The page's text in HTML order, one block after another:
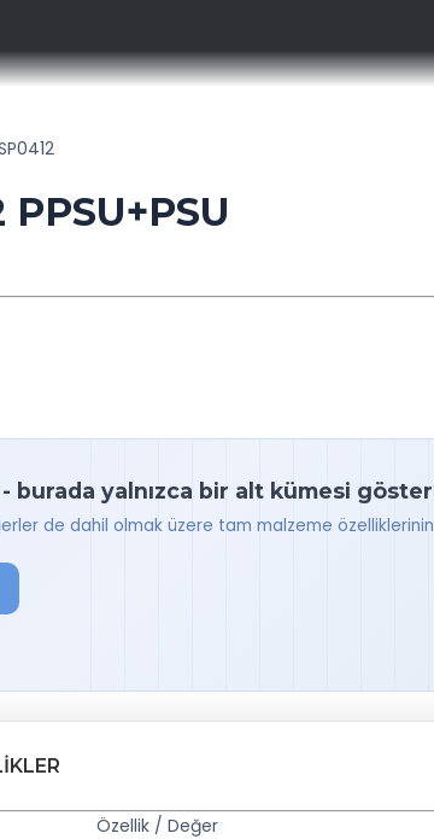
burada yalnızca bir alt kümesi
de dahil olmak üzere tam malzeme özelliklerinin
Özellik / Değer